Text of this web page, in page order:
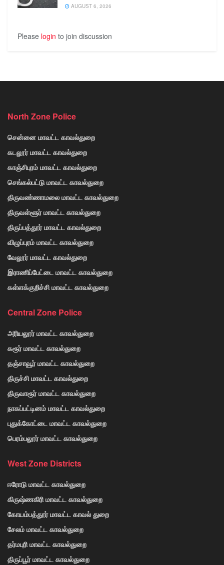
AUGUST 6, 2026
Please login to join discussion
North Zone Police
சென்னை மாவட்ட காவல்துறை
கடலூர் மாவட்ட காவல்துறை
காஞ்சிபுரம் மாவட்ட காவல்துறை
செங்கல்பட்டு மாவட்ட காவல்துறை
திருவண்ணாமலை மாவட்ட காவல்துறை
திருவள்ளூர் மாவட்ட காவல்துறை
திருப்பத்தூர் மாவட்ட காவல்துறை
விழுப்புரம் மாவட்ட காவல்துறை
வேலூர் மாவட்ட காவல்துறை
இராணிப்பேட்டை மாவட்ட காவல்துறை
கள்ளக்குறிச்சி மாவட்ட காவல்துறை
Central Zone Police
அரியலூர் மாவட்ட காவல்துறை
கரூர் மாவட்ட காவல்துறை
தஞ்சாவூர் மாவட்ட காவல்துறை
திருச்சி மாவட்ட காவல்துறை
திருவாரூர் மாவட்ட காவல்துறை
நாகப்பட்டினம் மாவட்ட காவல்துறை
புதுக்கோட்டை மாவட்ட காவல்துறை
பெரம்பலூர் மாவட்ட காவல்துறை
West Zone Districts
ஈரோடு மாவட்ட காவல்துறை
கிருஷ்ணகிரி மாவட்ட காவல்துறை
கோயம்பத்தூர் மாவட்ட காவல் துறை
சேலம் மாவட்ட காவல்துறை
தர்மபுரி மாவட்ட காவல்துறை
திருப்பூர் மாவட்ட காவல்துறை